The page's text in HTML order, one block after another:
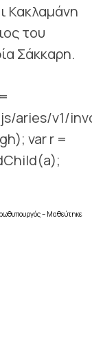
Κακλαμάνη
του
Σάκκαρη.
aries/v1/
var r =